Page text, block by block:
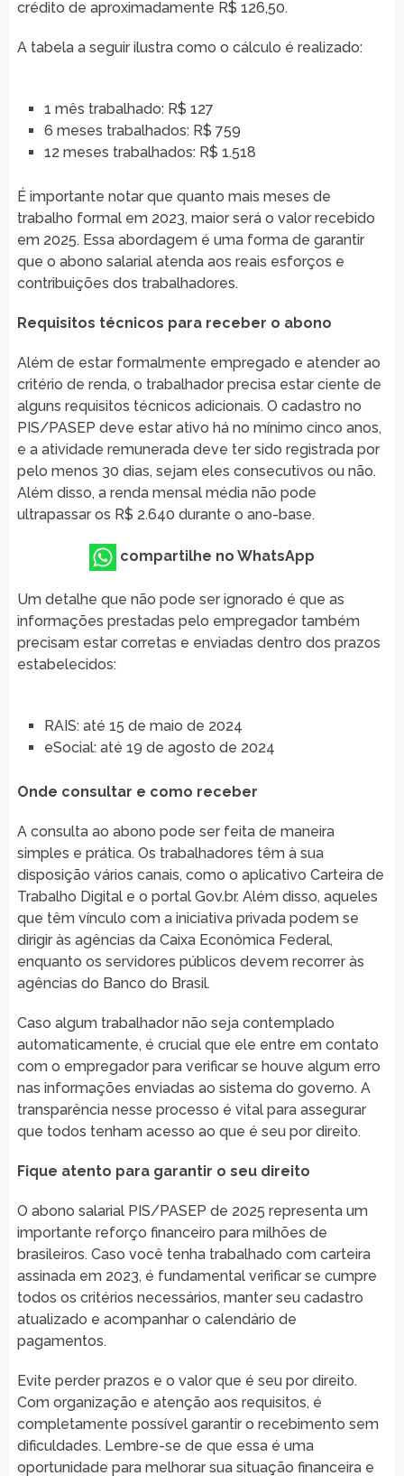
crédito de aproximadamente R$ 126,50.
A tabela a seguir ilustra como o cálculo é realizado:
1 mês trabalhado: R$ 127
6 meses trabalhados: R$ 759
12 meses trabalhados: R$ 1.518
É importante notar que quanto mais meses de
trabalho formal em 2023, maior será o valor recebido
em 2025. Essa abordagem é uma forma de garantir
que o abono salarial atenda aos reais esforços e
contribuições dos trabalhadores.
Requisitos técnicos para receber o abono
Além de estar formalmente empregado e atender ao
critério de renda, o trabalhador precisa estar ciente de
alguns requisitos técnicos adicionais. O cadastro no
PIS/PASEP deve estar ativo há no mínimo cinco anos,
e a atividade remunerada deve ter sido registrada por
pelo menos 30 dias, sejam eles consecutivos ou não.
Além disso, a renda mensal média não pode
ultrapassar os R$ 2.640 durante o ano-base.
compartilhe no WhatsApp
Um detalhe que não pode ser ignorado é que as
informações prestadas pelo empregador também
precisam estar corretas e enviadas dentro dos prazos
estabelecidos:
RAIS: até 15 de maio de 2024
eSocial: até 19 de agosto de 2024
Onde consultar e como receber
A consulta ao abono pode ser feita de maneira
simples e prática. Os trabalhadores têm à sua
disposição vários canais, como o aplicativo Carteira de
Trabalho Digital e o portal Gov.br. Além disso, aqueles
que têm vínculo com a iniciativa privada podem se
dirigir às agências da Caixa Econômica Federal,
enquanto os servidores públicos devem recorrer às
agências do Banco do Brasil.
Caso algum trabalhador não seja contemplado
automaticamente, é crucial que ele entre em contato
com o empregador para verificar se houve algum erro
nas informações enviadas ao sistema do governo. A
transparência nesse processo é vital para assegurar
que todos tenham acesso ao que é seu por direito.
Fique atento para garantir o seu direito
O abono salarial PIS/PASEP de 2025 representa um
importante reforço financeiro para milhões de
brasileiros. Caso você tenha trabalhado com carteira
assinada em 2023, é fundamental verificar se cumpre
todos os critérios necessários, manter seu cadastro
atualizado e acompanhar o calendário de
pagamentos.
Evite perder prazos e o valor que é seu por direito.
Com organização e atenção aos requisitos, é
completamente possível garantir o recebimento sem
dificuldades. Lembre-se de que essa é uma
oportunidade para melhorar sua situação financeira e